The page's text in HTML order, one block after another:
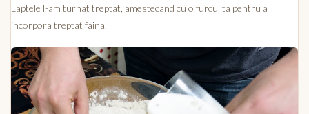
Laptele l-am turnat treptat, amestecand cu o furculita pentru a
incorpora treptat faina.